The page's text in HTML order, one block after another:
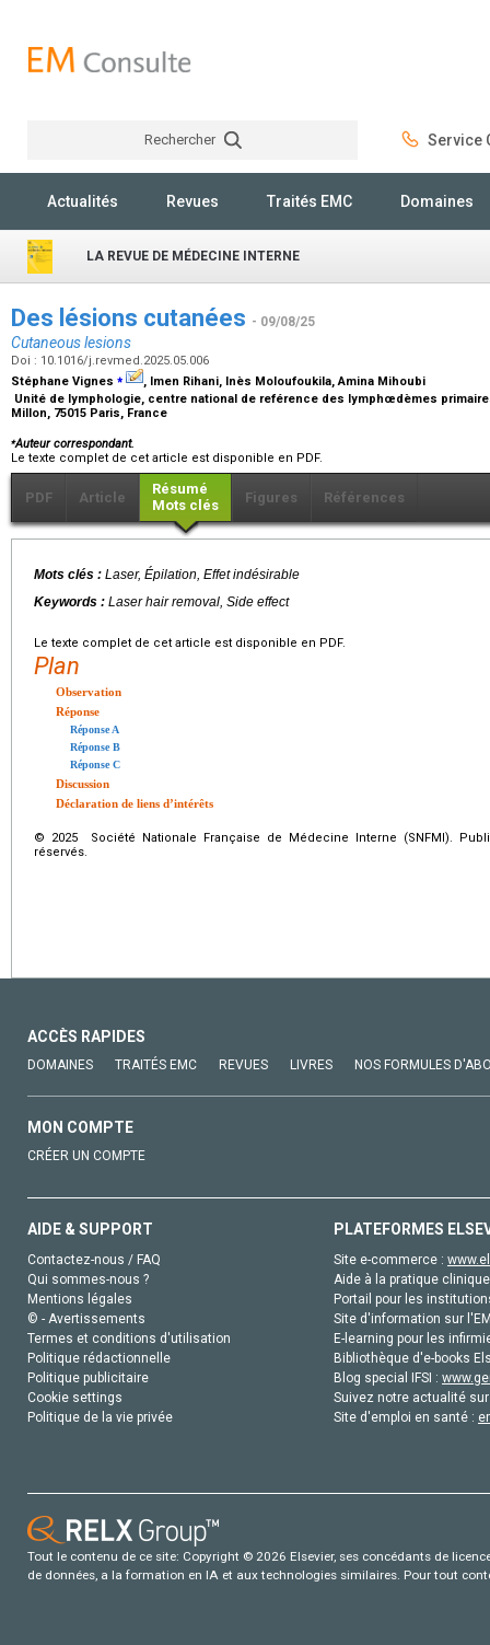
Rechercher Service
Actualités Revues Traités EMC Domaines
LA REVUE DE MÉDECINE INTERNE
Des lésions cutanées - 09/08/25
Cutaneous lesions
Doi : 10.1016/j.revmed.2025.05.006
Stéphane Vignes ⁎
, Imen Rihani, Inès Moloufoukila, Amina Mihoubi
Unité de lymphologie, centre national de reférence des lymphœdèmes
Millon, 75015 Paris, France
⁎Auteur correspondant.
Le texte complet de cet article est disponible en PDF.
PDF Article
Résumé
Mots clés
Figures Références
Mots clés : Laser, Épilation, Effet indésirable
Keywords : Laser hair removal, Side effect
Le texte complet de cet article est disponible en PDF.
Plan
Observation
Réponse
Réponse A
Réponse B
Réponse C
Discussion
Déclaration de liens d’intérêts
© 2025 Société Nationale Française de Médecine Interne (SNFMI).
réservés.
ACCÈS RAPIDES
DOMAINES TRAITÉS EMC REVUES LIVRES NOS FORMULES
MON COMPTE
CRÉER UN COMPTE
AIDE & SUPPORT
Contactez-nous / FAQ
Qui sommes-nous ?
Mentions légales
© - Avertissements
Termes et conditions d'utilisation
Politique rédactionnelle
Politique publicitaire
Cookie settings
Politique de la vie privée
PLATEFORMES
Site e-commerce :
Aide à la pratique
Portail pour les
Site d'information sur
E-learning pour les
Bibliothèque d'e-books
Blog special IFSI :
Suivez notre actualité
Site d'emploi en santé :
Tout le contenu de ce site: Copyright © 2026 Elsevier, ses concédants de
de données, a la formation en IA et aux technologies similaires. Pour tout